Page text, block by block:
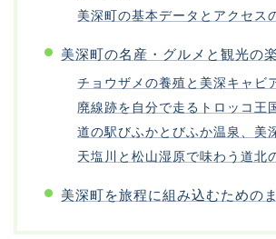
美深町の基本データとアクセス
美深町の名産・グルメと観光の
チョウザメの養殖と美深キャビ
廃線跡を自分で走るトロッコ王
道の駅びふかとびふか温泉、美
天塩川と松山湿原で味わう道北
美深町を旅程に組み込むための